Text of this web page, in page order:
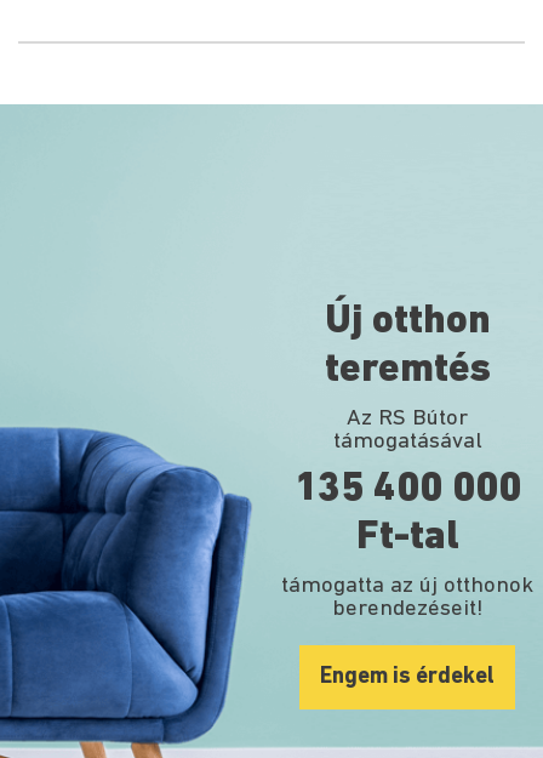
Új otthon
teremtés
Az RS Bútor
támogatásával
135 400 000
Ft-tal
támogatta az új otthonok
berendezéseit!
Engem is érdekel